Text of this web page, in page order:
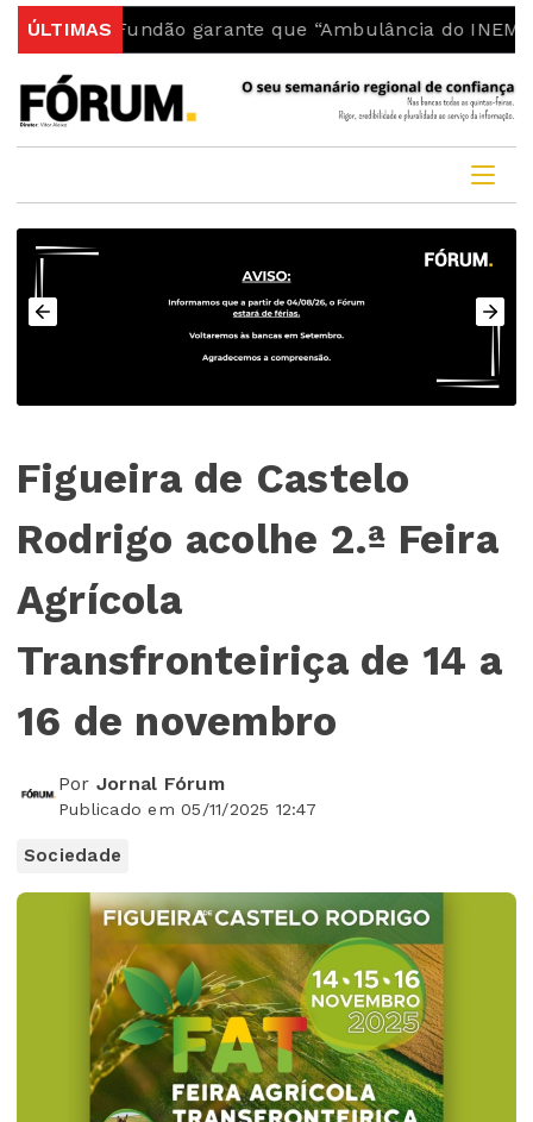
ÚLTIMAS
Fundão garante que “Ambulância do INEM fica no
Figueira de Castelo
Rodrigo acolhe 2.ª Feira
Agrícola
Transfronteiriça de 14 a
16 de novembro
Por Jornal Fórum
Publicado em 05/11/2025 12:47
Sociedade